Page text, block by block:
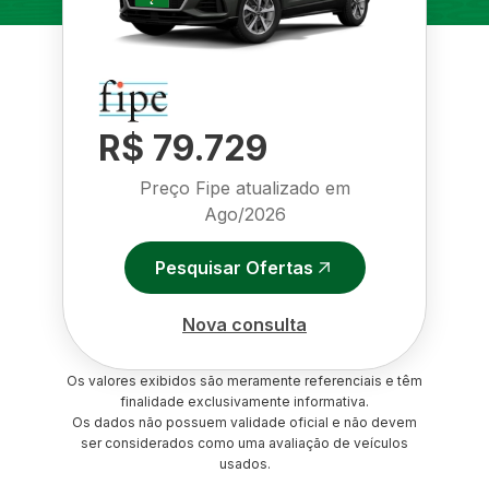
R$ 79.729
Preço Fipe atualizado em
Ago/2026
Pesquisar Ofertas
Nova consulta
Os valores exibidos são meramente referenciais e têm
finalidade exclusivamente informativa.
Os dados não possuem validade oficial e não devem
ser considerados como uma avaliação de veículos
usados.